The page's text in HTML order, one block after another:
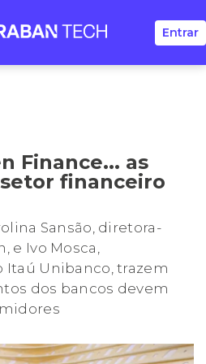
Entrar
Finance... as
financeiro
Sansão, diretora-
e Ivo Mosca,
Unibanco, trazem
dos bancos devem